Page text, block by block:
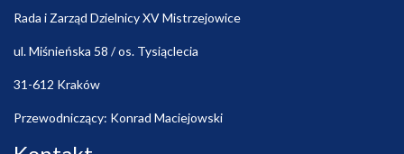
Rada i Zarząd Dzielnicy XV Mistrzejowice
ul. Miśnieńska 58 / os. Tysiąclecia
31-612 Kraków
Przewodniczący: Konrad Maciejowski